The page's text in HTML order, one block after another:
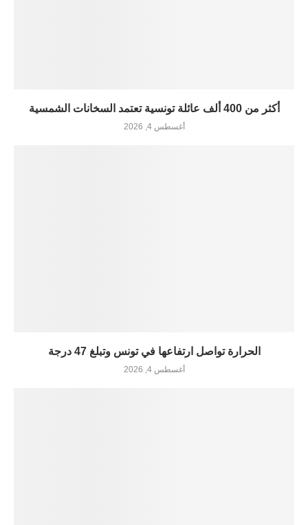
أكثر من 400 ألف عائلة تونسية تعتمد السخانات الشمسية
أغسطس 4, 2026
الحرارة تواصل ارتفاعها في تونس وتبلغ 47 درجة
أغسطس 4, 2026